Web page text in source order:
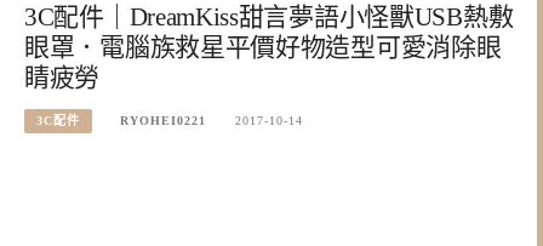
3C配件｜DreamKiss甜言夢語小怪獸USB熱敷
眼罩．電腦族救星平價好物造型可愛消除眼
睛疲勞
3C配件 RYOHEI0221 2017-10-14